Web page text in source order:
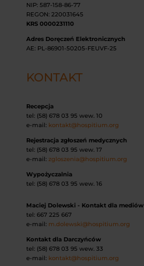
NIP: 587-158-86-77
REGON: 220031645
KRS 0000231110
Adres Doręczeń Elektronicznych
AE: PL-86901-50205-FEUVF-25
KONTAKT
Recepcja
tel: (58) 678 03 95 wew. 10
e-mail: kontakt@hospitium.org
Rejestracja zgłoszeń medycznych
tel: (58) 678 03 95 wew. 17
e-mail: zgloszenia@hospitium.org
Wypożyczalnia
tel: (58) 678 03 95 wew. 16
Maciej Dolewski - Kontakt dla mediów
tel: 667 225 667
e-mail: m.dolewski@hospitium.org
Kontakt dla Darczyńców
tel: (58) 678 03 95 wew. 33
e-mail: kontakt@hospitium.org